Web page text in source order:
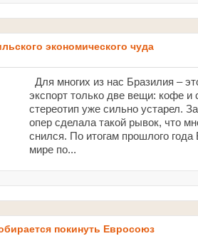
экономического чуда
Для многих из нас Бразилия –
экспорт только две вещи: кофе
стереотип уже сильно устарел.
опер сделала такой рывок, что
снился. По итогам прошлого
мире по...
покинуть Евросоюз